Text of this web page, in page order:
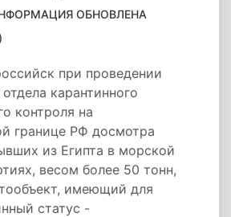
ОБНОВЛЕНА
при проведении
карантинного
контроля на
границе РФ досмотра
из Египта в морской
весом более 50 тонн,
имеющий для
статус -